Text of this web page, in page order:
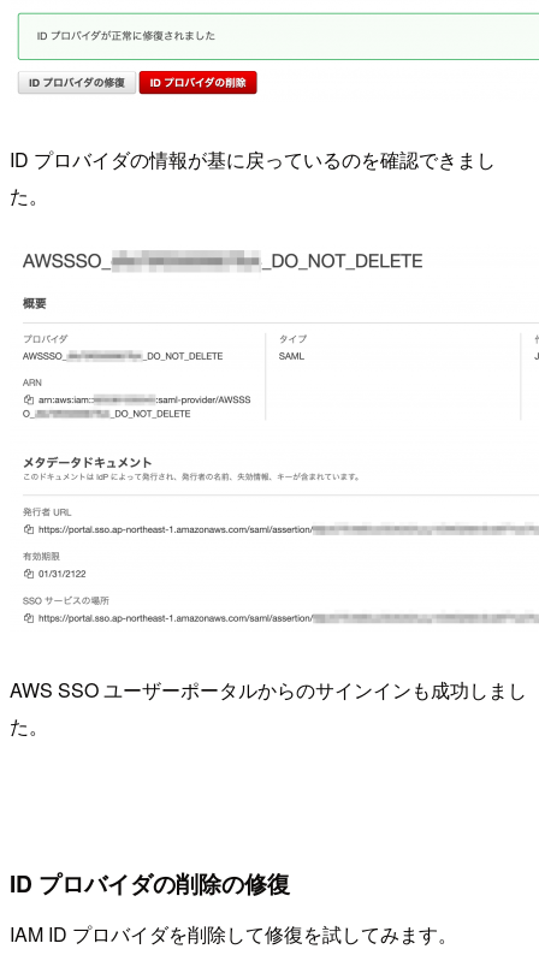
ID プロバイダの情報が基に戻っているのを確認できまし
た。
AWS SSO ユーザーポータルからのサインインも成功しまし
た。
ID プロバイダの削除の修復
IAM ID プロバイダを削除して修復を試してみます。